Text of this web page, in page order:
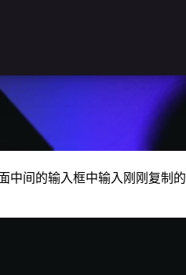
中间的输入框中输入刚刚复制的